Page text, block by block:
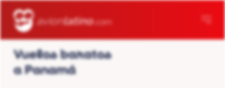
Vuelos baratos
a Panamá